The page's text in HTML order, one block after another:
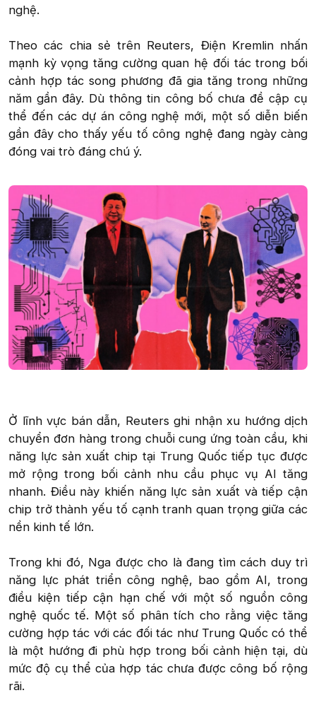
nghệ.
Theo các chia sẻ trên Reuters, Điện Kremlin nhấn
mạnh kỳ vọng tăng cường quan hệ đối tác trong bối
cảnh hợp tác song phương đã gia tăng trong những
năm gần đây. Dù thông tin công bố chưa đề cập cụ
thể đến các dự án công nghệ mới, một số diễn biến
gần đây cho thấy yếu tố công nghệ đang ngày càng
đóng vai trò đáng chú ý.
Ở lĩnh vực bán dẫn, Reuters ghi nhận xu hướng dịch
chuyển đơn hàng trong chuỗi cung ứng toàn cầu, khi
năng lực sản xuất chip tại Trung Quốc tiếp tục được
mở rộng trong bối cảnh nhu cầu phục vụ AI tăng
nhanh. Điều này khiến năng lực sản xuất và tiếp cận
chip trở thành yếu tố cạnh tranh quan trọng giữa các
nền kinh tế lớn.
Trong khi đó, Nga được cho là đang tìm cách duy trì
năng lực phát triển công nghệ, bao gồm AI, trong
điều kiện tiếp cận hạn chế với một số nguồn công
nghệ quốc tế. Một số phân tích cho rằng việc tăng
cường hợp tác với các đối tác như Trung Quốc có thể
là một hướng đi phù hợp trong bối cảnh hiện tại, dù
mức độ cụ thể của hợp tác chưa được công bố rộng
rãi.